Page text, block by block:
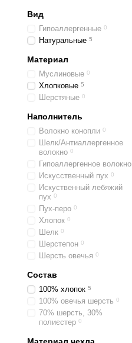
Вид
Гипоаллергенные 0
Натуральные 5
Материал
Муслиновые 0
Хлопковые 5
Шерстяные 0
Наполнитель
Волокно конопли 0
Шелк/Антиаллергенное
волокно 0
Гипоаллергенное волокно
Искусственный пух 0
Искуственный лебяжий
пух 0
Пух-перо 0
Хлопок 0
Шелк 0
Шерстепон 0
Шерсть овечья 0
Состав
100% хлопок 5
100% овечья шерсть 0
70% шерсть, 30%
полиєстер 0